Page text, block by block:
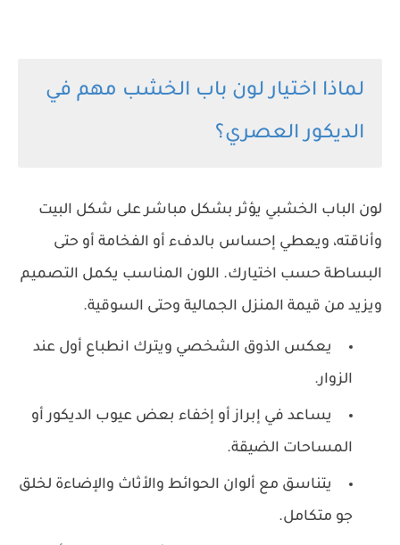
لماذا اختيار لون باب الخشب مهم في
الديكور العصري؟
لون الباب الخشبي يؤثر بشكل مباشر على شكل البيت
وأناقته، ويعطي إحساس بالدفء أو الفخامة أو حتى
البساطة حسب اختيارك. اللون المناسب يكمل التصميم
ويزيد من قيمة المنزل الجمالية وحتى السوقية.
يعكس الذوق الشخصي ويترك انطباع أول عند
الزوار.
يساعد في إبراز أو إخفاء بعض عيوب الديكور أو
المساحات الضيقة.
يتناسق مع ألوان الحوائط والأثاث والإضاءة لخلق
جو متكامل.